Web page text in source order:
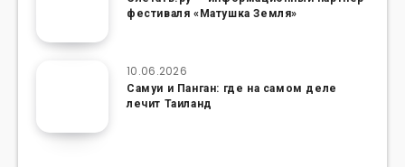
фестиваля «Матушка Земля»
10.06.2026
Самуи и Панган: где на самом деле
лечит Таиланд